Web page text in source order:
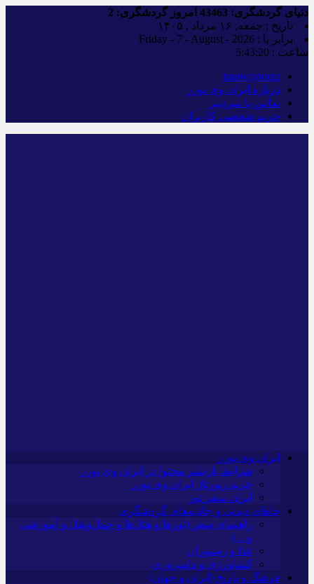
دنیای گردشگری: امروز گردشگری:
تاریخ : جمعه, ۱۶ مرداد , ۱۴۰۵
برابر با : Friday - 7 - August - 2026
ساعت : 5:43:21
iranwaytours
درباره ایران وی تورز
تماس با سردبیر
حریم شخصی کاربران
ایران وی تورز
شرایط بازنشر محتوا در ایران وی تورز
خرید رپورتاژ ایران وی تورز
ایران سفر تور
جاهای دیدنی و جاذبه‌های گردشگری
راهنمای سفر (تورها و هتل‌ها و حمل‌و‌نقل و آموزشی
و…)
غذا و رستوران
کشاورزی و دامپروری
فرهنگ و تاریخ (ایران و جهان)